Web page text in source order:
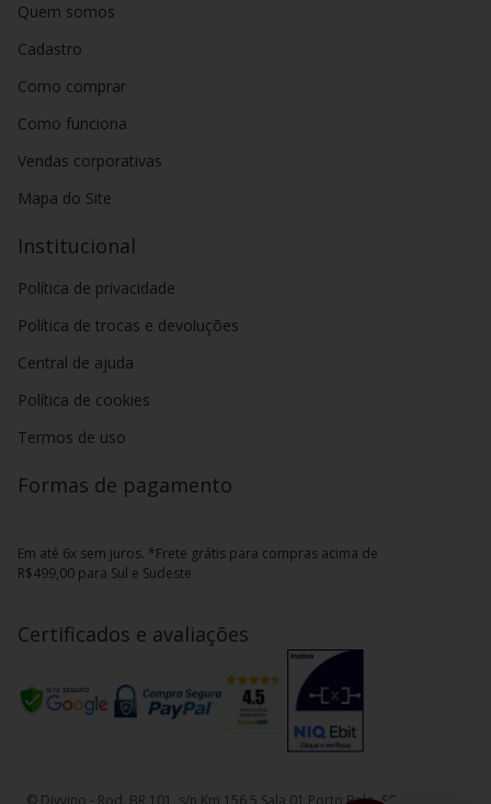
Quem somos
Cadastro
Como comprar
Como funciona
Vendas corporativas
Mapa do Site
Institucional
Política de privacidade
Política de trocas e devoluções
Central de ajuda
Política de cookies
Termos de uso
Formas de pagamento
Em até 6x sem juros. *Frete grátis para compras acima de
R$499,00 para Sul e Sudeste
Certificados e avaliações
© Divvino - Rod. BR 101, s/n Km 156,5 Sala 01 Porto Belo, SC - CEP